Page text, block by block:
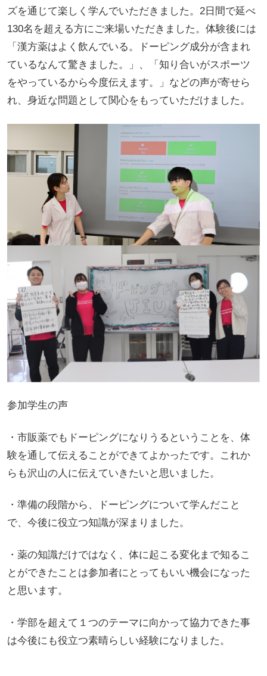
ズを通じて楽しく学んでいただきました。2日間で延べ
130名を超える方にご来場いただきました。体験後には
「漢方薬はよく飲んでいる。ドーピング成分が含まれ
ているなんて驚きました。」、「知り合いがスポーツ
をやっているから今度伝えます。」などの声が寄せら
れ、身近な問題として関心をもっていただけました。
参加学生の声
・市販薬でもドーピングになりうるということを、体
験を通して伝えることができてよかったです。これか
らも沢山の人に伝えていきたいと思いました。
・準備の段階から、ドーピングについて学んだこと
で、今後に役立つ知識が深まりました。
・薬の知識だけではなく、体に起こる変化まで知るこ
とができたことは参加者にとってもいい機会になった
と思います。
・学部を超えて１つのテーマに向かって協力できた事
は今後にも役立つ素晴らしい経験になりました。